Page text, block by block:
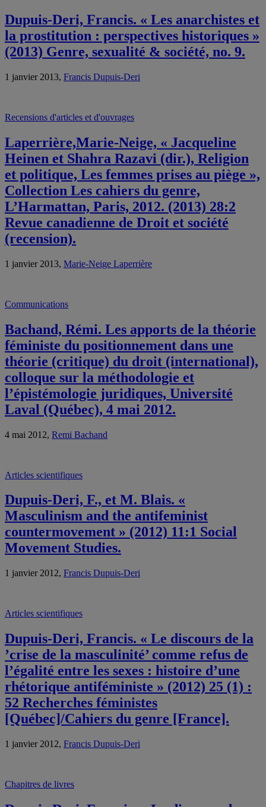
Dupuis-Deri, Francis. « Les anarchistes et
la prostitution : perspectives historiques »
(2013) Genre, sexualité & société, no. 9.
1 janvier 2013, Francis Dupuis-Deri
Recensions d'articles et d'ouvrages
Laperrière,Marie-Neige, « Jacqueline
Heinen et Shahra Razavi (dir.), Religion
et politique, Les femmes prises au piège »,
Collection Les cahiers du genre,
L’Harmattan, Paris, 2012. (2013) 28:2
Revue canadienne de Droit et société
(recension).
1 janvier 2013, Marie-Neige Laperrière
Communications
Bachand, Rémi. Les apports de la théorie
féministe du positionnement dans une
théorie (critique) du droit (international),
colloque sur la méthodologie et
l’épistémologie juridiques, Université
Laval (Québec), 4 mai 2012.
4 mai 2012, Remi Bachand
Articles scientifiques
Dupuis-Deri, F., et M. Blais. «
Masculinism and the antifeminist
countermovement » (2012) 11:1 Social
Movement Studies.
1 janvier 2012, Francis Dupuis-Deri
Articles scientifiques
Dupuis-Deri, Francis. « Le discours de la
’crise de la masculinité’ comme refus de
l’égalité entre les sexes : histoire d’une
rhétorique antiféministe » (2012) 25 (1) :
52 Recherches féministes
[Québec]/Cahiers du genre [France].
1 janvier 2012, Francis Dupuis-Deri
Chapitres de livres